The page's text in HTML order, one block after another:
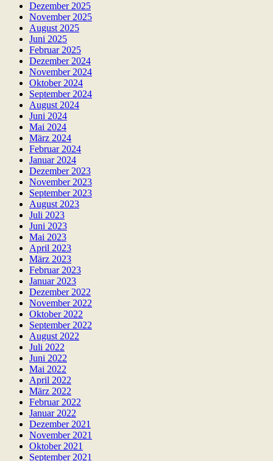
Dezember 2025
November 2025
August 2025
Juni 2025
Februar 2025
Dezember 2024
November 2024
Oktober 2024
September 2024
August 2024
Juni 2024
Mai 2024
März 2024
Februar 2024
Januar 2024
Dezember 2023
November 2023
September 2023
August 2023
Juli 2023
Juni 2023
Mai 2023
April 2023
März 2023
Februar 2023
Januar 2023
Dezember 2022
November 2022
Oktober 2022
September 2022
August 2022
Juli 2022
Juni 2022
Mai 2022
April 2022
März 2022
Februar 2022
Januar 2022
Dezember 2021
November 2021
Oktober 2021
September 2021